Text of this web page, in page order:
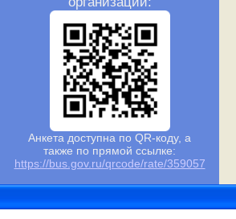
Анкета доступна по QR-коду, а
также по прямой ссылке:
https://bus.gov.ru/qrcode/rate/359057